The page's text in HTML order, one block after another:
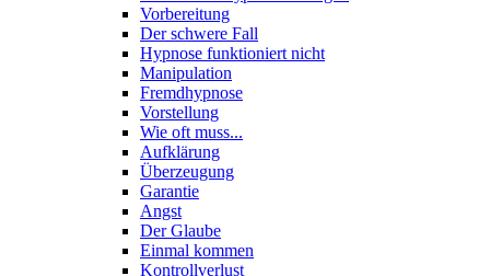
Vorbereitung
Der schwere Fall
Hypnose funktioniert nicht
Manipulation
Fremdhypnose
Vorstellung
Wie oft muss...
Aufklärung
Überzeugung
Garantie
Angst
Der Glaube
Einmal kommen
Kontrollverlust